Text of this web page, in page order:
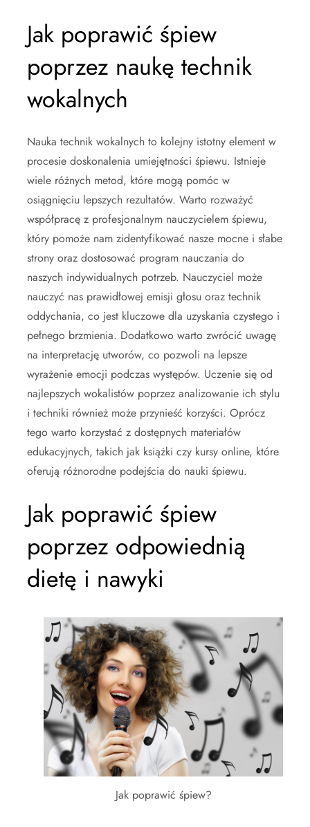
Jak poprawić śpiew
poprzez naukę technik
wokalnych
Nauka technik wokalnych to kolejny istotny element w
procesie doskonalenia umiejętności śpiewu. Istnieje
wiele różnych metod, które mogą pomóc w
osiągnięciu lepszych rezultatów. Warto rozważyć
współpracę z profesjonalnym nauczycielem śpiewu,
który pomoże nam zidentyfikować nasze mocne i słabe
strony oraz dostosować program nauczania do
naszych indywidualnych potrzeb. Nauczyciel może
nauczyć nas prawidłowej emisji głosu oraz technik
oddychania, co jest kluczowe dla uzyskania czystego i
pełnego brzmienia. Dodatkowo warto zwrócić uwagę
na interpretację utworów, co pozwoli na lepsze
wyrażenie emocji podczas występów. Uczenie się od
najlepszych wokalistów poprzez analizowanie ich stylu
i techniki również może przynieść korzyści. Oprócz
tego warto korzystać z dostępnych materiałów
edukacyjnych, takich jak książki czy kursy online, które
oferują różnorodne podejścia do nauki śpiewu.
Jak poprawić śpiew
poprzez odpowiednią
dietę i nawyki
Jak poprawić śpiew?